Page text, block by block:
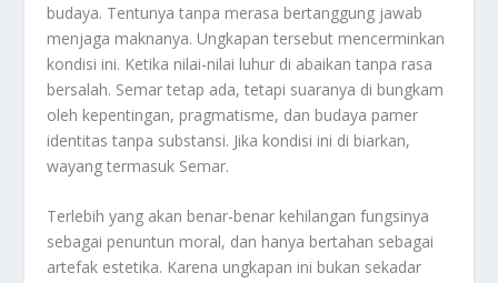
budaya. Tentunya tanpa merasa bertanggung jawab
menjaga maknanya. Ungkapan tersebut mencerminkan
kondisi ini. Ketika nilai-nilai luhur di abaikan tanpa rasa
bersalah. Semar tetap ada, tetapi suaranya di bungkam
oleh kepentingan, pragmatisme, dan budaya pamer
identitas tanpa substansi. Jika kondisi ini di biarkan,
wayang termasuk Semar.
Terlebih yang akan benar-benar kehilangan fungsinya
sebagai penuntun moral, dan hanya bertahan sebagai
artefak estetika. Karena ungkapan ini bukan sekadar